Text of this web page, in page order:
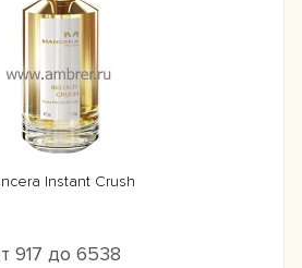
Instant Crush
917 до 6538